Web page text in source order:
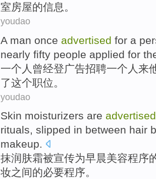
室房屋的信息。
youdao
A man once advertised for a
nearly fifty people applied for
一个 人 曾经登广告招聘一个 人 来
了这个职位。
youdao
Skin moisturizers are advertised
rituals, slipped in between hair
makeup.
抹润肤霜被宣传为早晨美容程序
妆之间的必要程序。